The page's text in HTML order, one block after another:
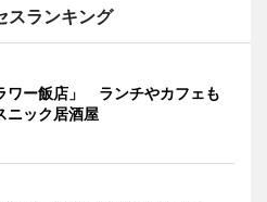
スランキング
ワー飯店」 ランチやカフェも
ニック居酒屋